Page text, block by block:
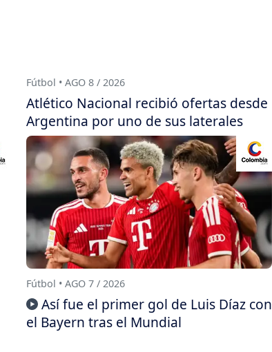
Fútbol • AGO 8 / 2026
Atlético Nacional recibió ofertas desde
Argentina por uno de sus laterales
Fútbol • AGO 7 / 2026
Así fue el primer gol de Luis Díaz con
el Bayern tras el Mundial